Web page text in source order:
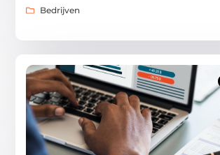
Bedrijven